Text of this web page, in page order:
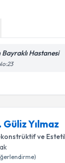
Hastanesi
Yılmaz
ve